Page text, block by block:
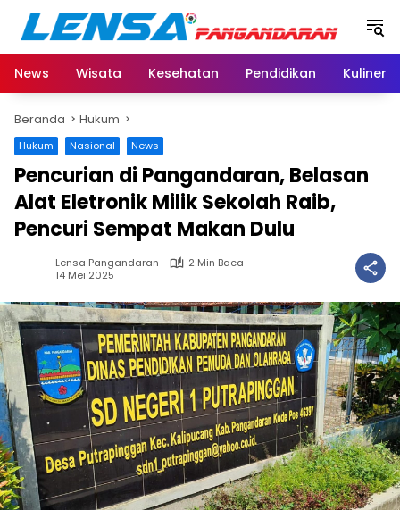
Langsung
konten
News
Wisata Kesehatan Pendidikan Kuliner
Beranda Hukum
Hukum Nasional News
Pencurian di Pangandaran, Belasan
Alat Eletronik Milik Sekolah Raib,
Pencuri Sempat Makan Dulu
Lensa Pangandaran
2 Min Baca
14 Mei 2025